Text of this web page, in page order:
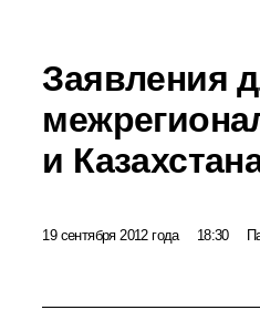
Заявления
и
19 сентября 2012 года 18:30